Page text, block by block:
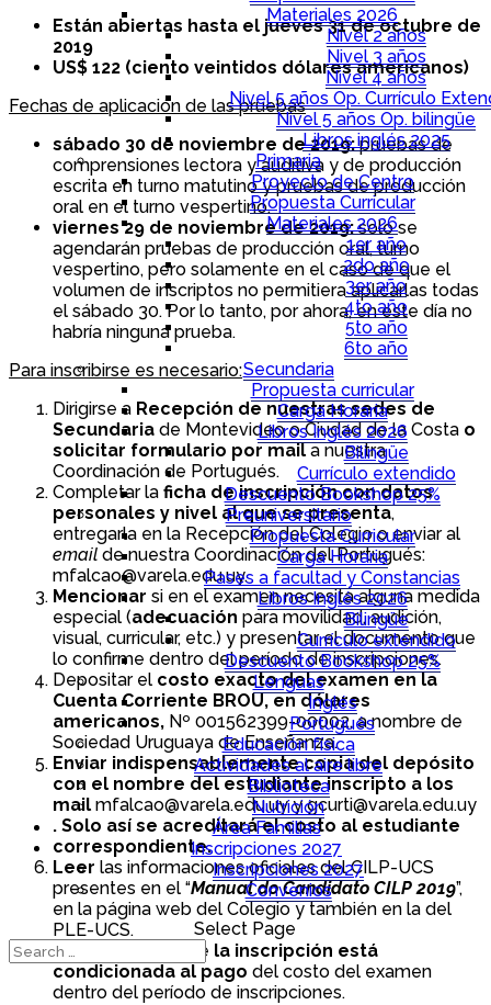
Materiales 2026
Nivel 2 años
Nivel 3 años
Nivel 4 años
Nivel 5 años Op. Currículo
Nivel 5 años Op. bilingüe
Libros inglés 2025
Primaria
Proyecto de Centro
Propuesta Curricular
Materiales 2026
1er año
2do año
3er año
4to año
5to año
6to año
Secundaria
Propuesta curricular
Carga Horaria
Libros Inglés 2026
Bilingüe
Currículo extendido
Descuento Bookshop 25%
Preuniversitario
Propuesta Curricular
Carga Horaria
Pases a facultad y Constancias
Libros Inglés 2026
Bilingüe
Currículo extendido
Descuento Bookshop 25%
Lenguas
Inglés
Portugués
Educación física
Actividades al aire libre
Biblioteca
Nutrición
Área Familias
Inscripciones 2027
Inscripciones 2027
Convenios
Select Page
Están abiertas hasta el jueves 31 de octubre de
2019
US$ 122 (ciento veintidos dólares americanos)
Fechas de aplicación de las pruebas
sábado 30 de noviembre de 2019:pruebas de
comprensiones lectora y auditiva y de producción
escrita en turno matutino y pruebas de producción
oral en el turno vespertino.
viernes 29 de noviembre de 2019:solo se
agendarán pruebas de producción oral, turno
vespertino, pero solamente en el caso de que el
volumen de inscriptos no permitiera aplicarlas todas
el sábado 30. Por lo tanto, por ahora, en este día no
habría ninguna prueba.
Para inscribirse es necesario:
Dirigirse a Recepción de nuestras sedes de
Secundaria de Montevideo o Ciudad de la Costa o
solicitar formulario por mail a nuestra
Coordinación de Portugués.
Completar la ficha de inscripción con datos
personales y nivel al que se presenta,
entregarla en la Recepción del Colegio o enviar al
email de nuestra Coordinación del Portugués:
mfalcao@varela.edu.uy.
Mencionar si en el examen necesita alguna medida
especial (adecuación para movilidad, audición,
visual, curricular, etc.) y presentar el documento que
lo confirme dentro del período de inscripciones.
Depositar el costo exacto del examen en la
Cuenta Corriente BROU, en dólares
americanos, Nº 001562399-00002, a nombre de
Sociedad Uruguaya de Enseñanza.
Enviar indispensablemente copia del depósito
con el nombre del estudiante inscripto a los
mail mfalcao@varela.edu.uy y gcurti@varela.edu.uy
. Solo así se acreditará el costo al estudiante
correspondiente.
Leer las informaciones oficiales del CILP-UCS
presentes en el “Manual do Candidato CILP 2019”,
en la página web del Colegio y también en la del
PLE-UCS.
La confirmación de la inscripción está
condicionada al pago del costo del examen
dentro del período de inscripciones.